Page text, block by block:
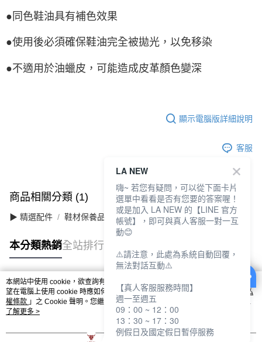
●同色鞋油具有補色效果
●使用後必須確保鞋油完全被拋光，以免移染
●不適用於油蠟皮，可能造成皮革顏色變深
顯示電腦版詳細說明
客服
商品相關分類 (1)
▶ 精選配件 鞋材保養品
本分類熱銷全站排行
熱門標籤
本網站中使用 cookie，欲查詢有關本網站使用 cookie 方式之詳情，及若您不希
望在電腦上使用 cookie 時應如何變更電腦的 cookie 設定，請參閱本網站「
隱私
權條款 」之 Cookie 聲明。您繼續使用本網站即表示您同意本公司得按本網站使
用條款之 Cookie 聲明使用 cookie。
了解更多 >
LA NEW
嗨~ 若您有疑問，可以從下面卡片
選單中看看是否有您要的答案喔！
或是加入 LA NEW 的【LINE 官方
帳號】，即可與真人客服一對一互
動😊
⚠️請注意，此處為系統自動回覆，
無法對話互動⚠️
【真人客服服務時間】
週一至週五
09：00 ~ 12：00
13：30 ~ 17：30
例假日及國定假日暫停服務